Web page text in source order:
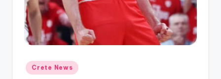
o
Αναρτήθηκε
σε
Crete News